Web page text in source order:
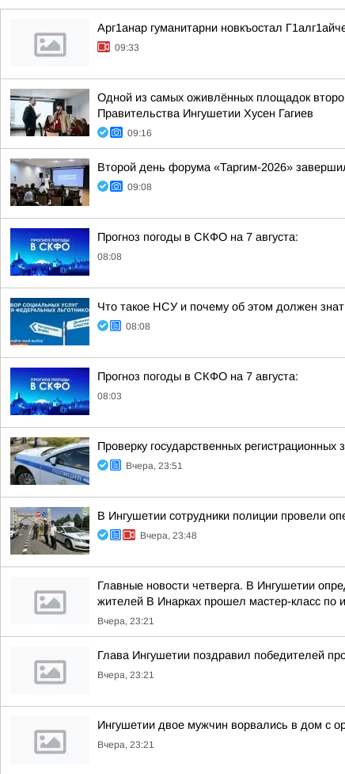
Арг1анар гуманитарни новкъостал
09:33
Одной из самых оживлённых площадок
Правительства Ингушетии Хусен Гагиев
09:16
Второй день форума «Таргим-2026»
09:08
Прогноз погоды в СКФО на 7 августа:
08:08
Что такое НСУ и почему об этом должен
08:08
Прогноз погоды в СКФО на 7 августа:
08:03
Проверку государственных
Вчера, 23:51
В Ингушетии сотрудники полиции провели
Вчера, 23:48
Главные новости четверга. В Ингушетии
жителей В Инарках прошел мастер-класс по
Вчера, 23:21
Глава Ингушетии поздравил победителей
Вчера, 23:21
Ингушетии двое мужчин ворвались в дом с
Вчера, 23:21